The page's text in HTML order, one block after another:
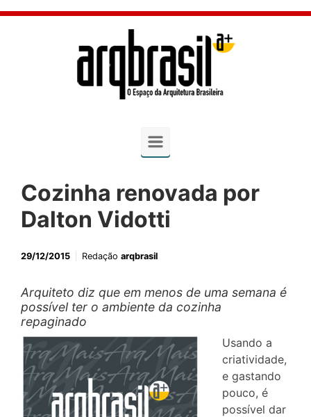
Skip to main content
Cozinha renovada por
Dalton Vidotti
29/12/2015 Redação arqbrasil
Arquiteto diz que em menos de uma semana é
possível ter o ambiente da cozinha
repaginado
Usando a
criatividade,
e gastando
pouco, é
possível dar